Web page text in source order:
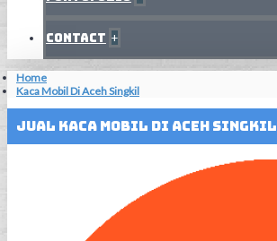
Contact +
Home
Kaca Mobil Di Aceh Singkil
Jual Kaca Mobil Di Aceh Singkil